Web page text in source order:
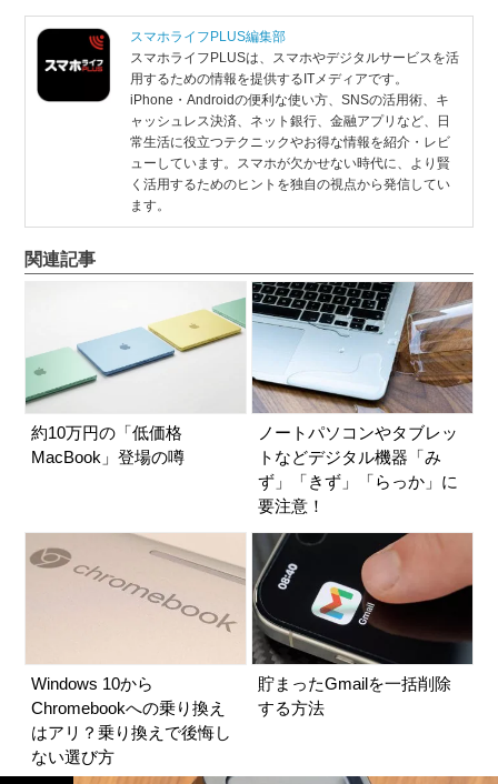
スマホライフPLUS編集部
スマホライフPLUSは、スマホやデジタルサービスを活
用するための情報を提供するITメディアです。
iPhone・Androidの便利な使い方、SNSの活用術、キ
ャッシュレス決済、ネット銀行、金融アプリなど、日
常生活に役立つテクニックやお得な情報を紹介・レビ
ューしています。スマホが欠かせない時代に、より賢
く活用するためのヒントを独自の視点から発信してい
ます。
関連記事
約10万円の「低価格
MacBook」登場の噂
ノートパソコンやタブレッ
トなどデジタル機器「み
ず」「きず」「らっか」に
要注意！
Windows 10から
Chromebookへの乗り換え
はアリ？乗り換えで後悔し
ない選び方
貯まったGmailを一括削除
する方法